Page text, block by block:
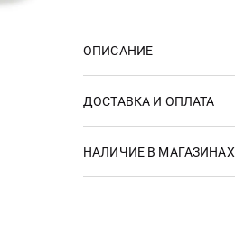
ОПИСАНИЕ
ДОСТАВКА И ОПЛАТА
НАЛИЧИЕ В МАГАЗИНАХ